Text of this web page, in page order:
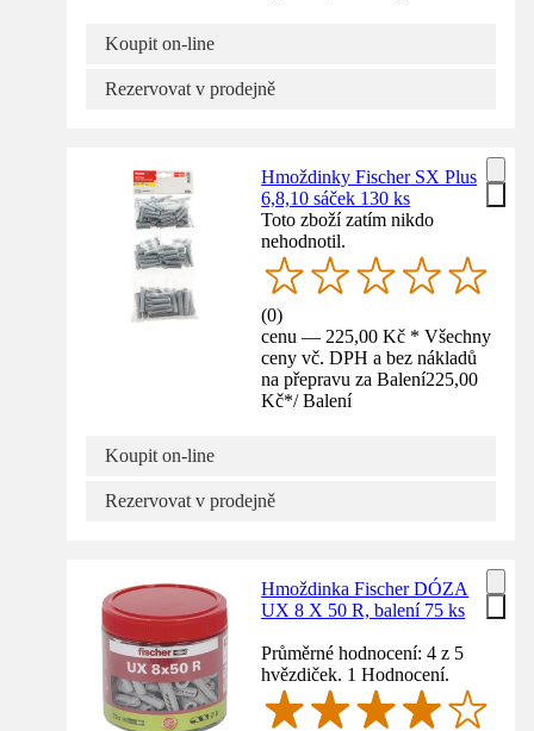
Koupit on-line
Rezervovat v prodejně
Hmoždinky Fischer SX Plus
6,8,10 sáček 130 ks
Toto zboží zatím nikdo
nehodnotil.
(0)
cenu — 225,00 Kč * Všechny
ceny vč. DPH a bez nákladů
na přepravu za Balení225,00
Kč*/ Balení
Koupit on-line
Rezervovat v prodejně
Hmoždinka Fischer DÓZA
UX 8 X 50 R, balení 75 ks
Průměrné hodnocení: 4 z 5
hvězdiček. 1 Hodnocení.